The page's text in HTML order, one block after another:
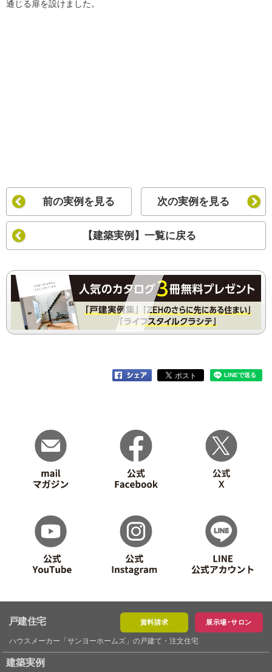
通じる扉を設けました。
前の実例を見る 次の実例を見る
【建築実例】一覧に戻る
戸建住宅 展示場･サロン
資料請求
ハウスメーカー「サンヨーホームズ」の戸建て・注文住宅
建築実例